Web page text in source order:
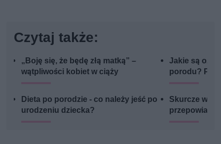
Czytaj także:
„Boję się, że będę złą matką” –
wątpliwości kobiet w ciąży
Dieta po porodzie - co należy jeść po
urodzeniu dziecka?
Jakie są
porodu?
Skurcze w